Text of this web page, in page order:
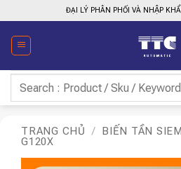
qua
nội
dung
ĐẠI LÝ PHÂN PHỐI VÀ NHẬP
kiếm:
TRANG CHỦ / BIẾN TẦN
G120X